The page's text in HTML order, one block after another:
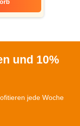
und 10%
jede Woche